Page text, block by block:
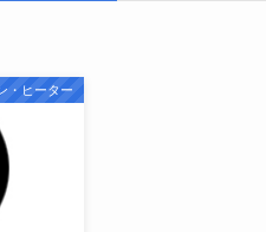
・ヒーター